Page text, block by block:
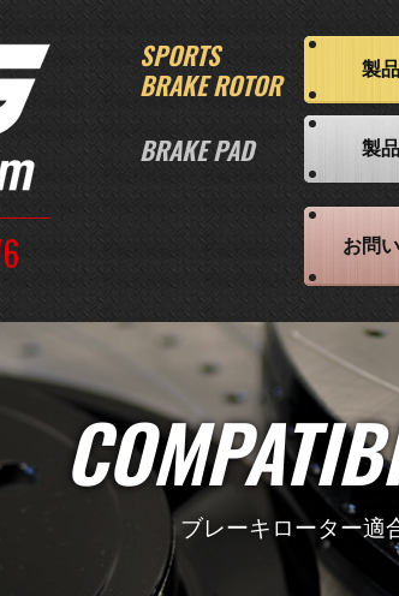
SPORTS
BRAKE ROTOR
製
BRAKE PAD 製
お問
ブレーキローター適